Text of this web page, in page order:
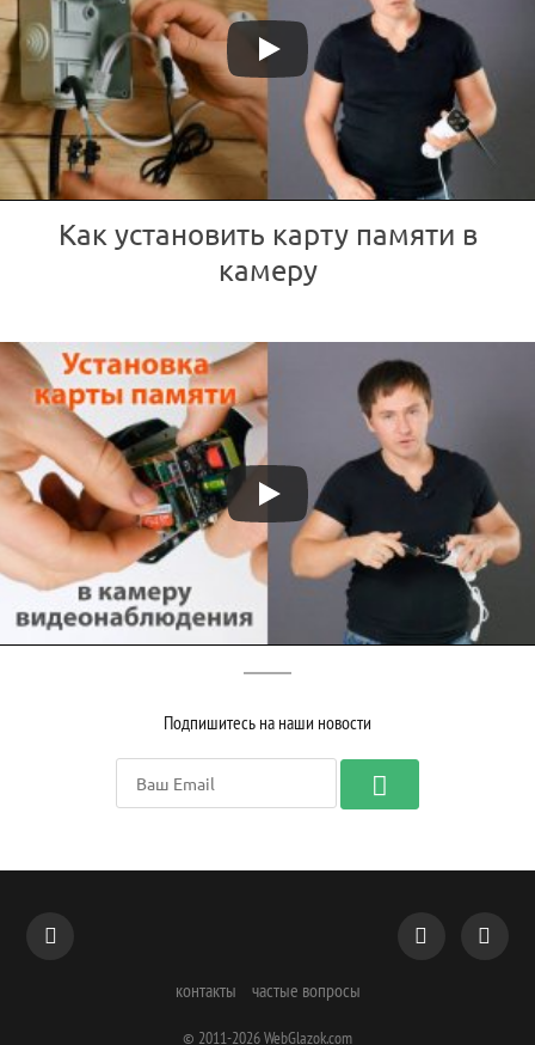
Как установить карту памяти в
камеру
Подпишитесь на наши новости
контакты частые вопросы
© 2011-2026WebGlazok.com